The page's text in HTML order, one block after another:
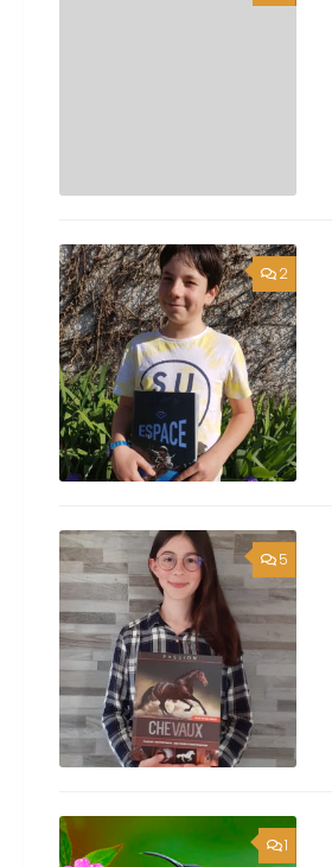
2
5
1